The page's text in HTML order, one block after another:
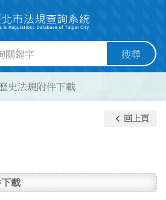
位 搜尋
史法規附件下載
keyboard_arrow_left 回上頁
載